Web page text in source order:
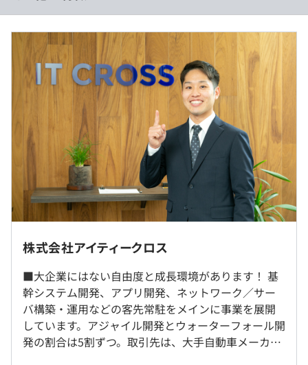
設計書の作成から担当となりシステム開発の基本がしっか
り習得でき、社会で使われているシステムの裏側を体験で
きます。
特に上流工程では専門用語を理解する必要もあり、仕様を
しっかりと把握した状態で製造に臨めることはPGにとっ
て重要なことです。
◎自治体向けや電力会社向け基幹システムなど大型案件メ
イン（Java・C#）
■アジャイル開発（5割）
開発をメインとし、設計は仕様書、ドキュメントベースで
スピーディーに製造してアウトプットをエンドユーザーに
提出してトライ＆エラーで進めていきます。
のコミュニケーションが求められます。
プログラミングが好きで積極的に質問会話でき、状況把握
ができる人にはアジャイル開発が向いています。
◎ECサイトやタブレット向けアプリ開発など中小型案件
メイン（PHP、ASP.NET、Python）
社内もしくはお客様先での勤務となります。常駐先は主に
名古屋市内です。
※直行直帰・リモート可
就業場所の変更範囲
＜雇入時＞
本社、および自宅
＜変更範囲＞
■賃金形態：月給制
■賃金の決定方法：当社規定により決定いたします
■月給：約200,000〜500,000円
・基本給：約180,000〜480,000円
・固定残業代：10〜20時間分、約20,000円～（超過分
は別途支給）
想定年収は年収提示額を保証するものではありません）
9：00〜18：00
フレックスタイム制（コアタイム10：00～15：00）
休憩時間：12：00〜13：00（60分）※案件により変動し
ます。
平均残業時間：平均20時間以下／月
株式会社アイティークロス
■大企業にはない自由度と成長環境があります！ 基
幹システム開発、アプリ開発、ネットワーク／サー
バ構築・運用などの客先常駐をメインに事業を展開
しています。アジャイル開発とウォーターフォール開
発の割合は5割ずつ。取引先は、大手自動車メーカー